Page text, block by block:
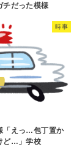
チだった模様
時事
「えっ…包丁置か
ど…」学校